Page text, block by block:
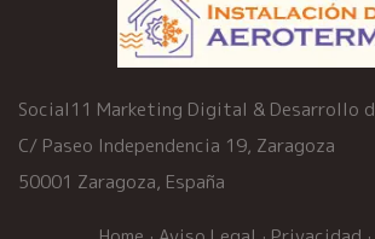
Social11 Marketing Digital & Desarrollo
C/ Paseo Independencia 19, Zaragoza
50001 Zaragoza, España